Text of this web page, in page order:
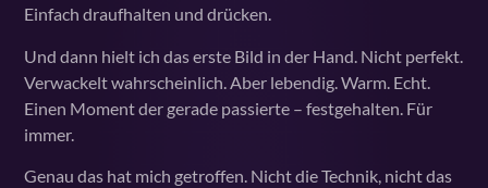
Einfach draufhalten und drücken.
Und dann hielt ich das erste Bild in der Hand. Nicht perfekt.
Verwackelt wahrscheinlich. Aber lebendig. Warm. Echt.
Einen Moment der gerade passierte – festgehalten. Für
immer.
Genau das hat mich getroffen. Nicht die Technik, nicht das